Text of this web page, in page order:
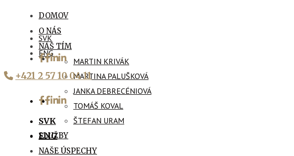
DOMOV
O NÁS
NÁŠ TÍM
MARTIN KRIVÁK
MARTINA PALUŠKOVÁ
JANKA DEBRECÉNIOVÁ
TOMÁŠ KOVAL
ŠTEFAN URAM
SLUŽBY
NAŠE ÚSPECHY
SVK
ENG
+421 2 57 10 04 11
SVK
ENG